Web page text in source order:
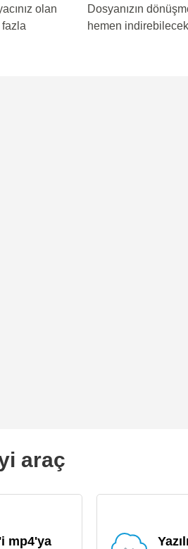
olan
Dosyanızın
hemen
araç
mp4'ya